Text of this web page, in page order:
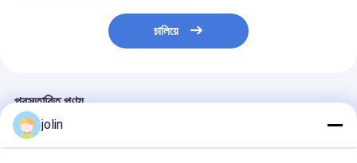
চালিয়ে
প্রস্তাবিত পণ্য
jolin